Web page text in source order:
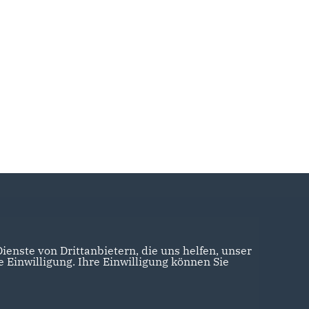
von Drittanbietern, die uns helfen, unser
Einwilligung. Ihre Einwilligung können Sie